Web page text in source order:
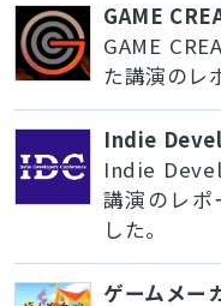
GAME
GAME
た講演のレ
Indie
Indie
講演のレポ
した。
ゲームメー